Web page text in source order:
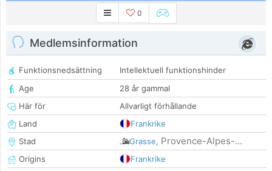
0
Medlemsinformation
Funktionsnedsättning
Intellektuell funktionshinder
Age
28 år gammal
Här för
Allvarligt förhållande
Land
Frankrike
Stad
Grasse, Provence-Alpes-...
Origins
Frankrike